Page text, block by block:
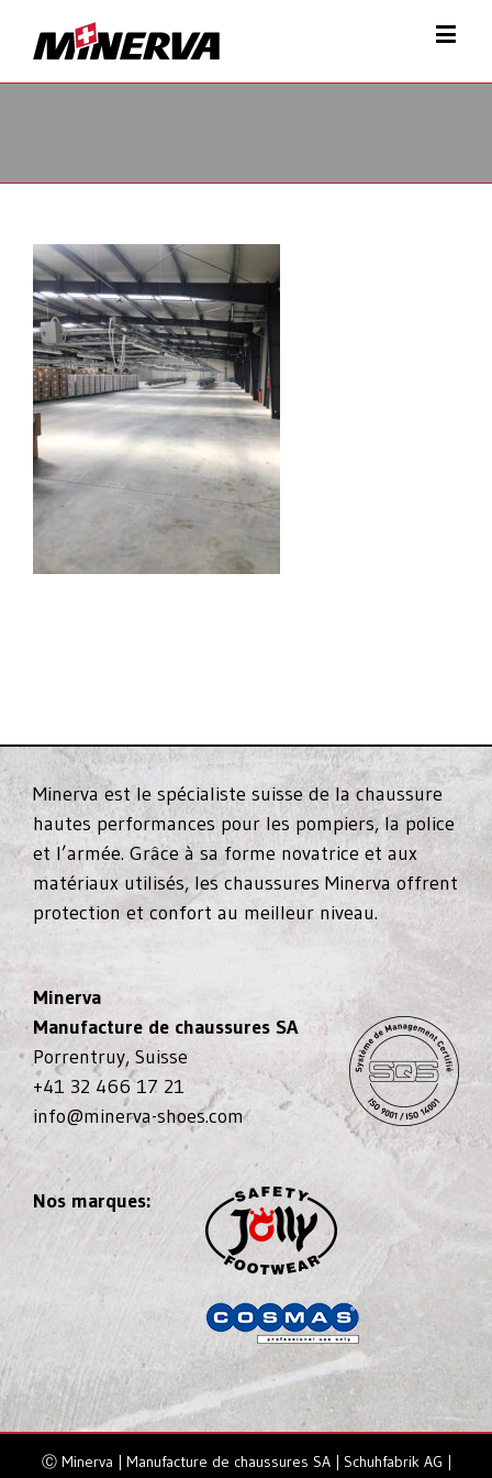
Minerva est le spécialiste suisse de la chaussure
hautes performances pour les pompiers, la police
et l’armée. Grâce à sa forme novatrice et aux
matériaux utilisés, les chaussures Minerva offrent
protection et confort au meilleur niveau.
Minerva
Manufacture de chaussures SA
Porrentruy, Suisse
+41 32 466 17 21
info@minerva-shoes.com
Nos marques:
Ⓒ Minerva | Manufacture de chaussures SA | Schuhfabrik AG |